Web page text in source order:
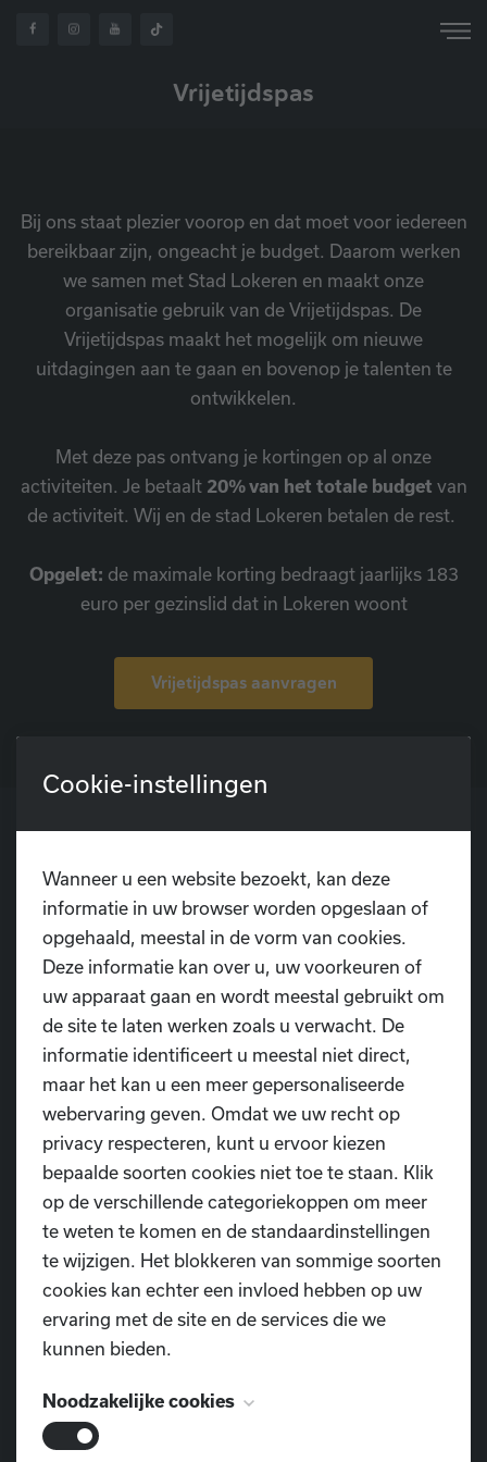
Vrijetijdspas
Bij ons staat plezier voorop en dat moet voor iedereen
bereikbaar zijn, ongeacht je budget. Daarom werken
we samen met Stad Lokeren en maakt onze
organisatie gebruik van de Vrijetijdspas. De
Vrijetijdspas maakt het mogelijk om nieuwe
uitdagingen aan te gaan en bovenop je talenten te
ontwikkelen.
Met deze pas ontvang je kortingen op al onze
activiteiten. Je betaalt 20% van het totale budget van
de activiteit. Wij en de stad Lokeren betalen de rest.
Opgelet: de maximale korting bedraagt jaarlijks 183
euro per gezinslid dat in Lokeren woont
Vrijetijdspas aanvragen
Cookie-instellingen
Wanneer u een website bezoekt, kan deze
informatie in uw browser worden opgeslaan of
opgehaald, meestal in de vorm van cookies.
Deze informatie kan over u, uw voorkeuren of
uw apparaat gaan en wordt meestal gebruikt om
de site te laten werken zoals u verwacht. De
informatie identificeert u meestal niet direct,
maar het kan u een meer gepersonaliseerde
webervaring geven. Omdat we uw recht op
privacy respecteren, kunt u ervoor kiezen
bepaalde soorten cookies niet toe te staan. Klik
op de verschillende categoriekoppen om meer
te weten te komen en de standaardinstellingen
te wijzigen. Het blokkeren van sommige soorten
cookies kan echter een invloed hebben op uw
ervaring met de site en de services die we
kunnen bieden.
Noodzakelijke cookies
POSTADRES
Dansschool D.I.O.P.
Pontweg 3
E-MAIL
dansschool.diop@outlook.com
LOCATIES DANSZALEN
Lokeren - DV (De Vinderij)